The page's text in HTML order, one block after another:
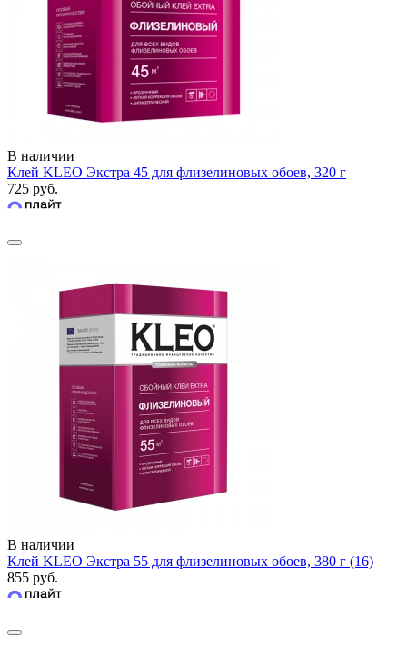
В наличии
Клей KLEO Экстра 45 для флизелиновых обоев, 320 г
725 руб.
В наличии
Клей KLEO Экстра 55 для флизелиновых обоев, 380 г (16)
855 руб.